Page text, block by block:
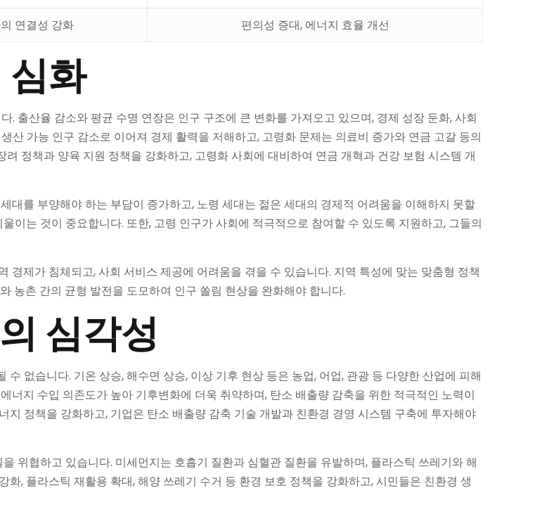
연결성 강화 편의성 증대, 에너지 효율 개선
심화
. 출산율 감소와 평균 수명 연장은 인구 구조에 큰 변화를 가져오고 있으며, 경제 성장 둔화, 사회
산 가능 인구 감소로 이어져 경제 활력을 저해하고, 고령화 문제는 의료비 증가와 연금 고갈 등의
정책과 양육 지원 정책을 강화하고, 고령화 사회에 대비하여 연금 개혁과 건강 보험 시스템 개
대를 부양해야 하는 부담이 증가하고, 노령 세대는 젊은 세대의 경제적 어려움을 이해하지 못할
이는 것이 중요합니다. 또한, 고령 인구가 사회에 적극적으로 참여할 수 있도록 지원하고, 그들의
경제가 침체되고, 사회 서비스 제공에 어려움을 겪을 수 있습니다. 지역 특성에 맞는 맞춤형 정책
농촌 간의 균형 발전을 도모하여 인구 쏠림 현상을 완화해야 합니다.
심각성
없습니다. 기온 상승, 해수면 상승, 이상 기후 현상 등은 농업, 어업, 관광 등 다양한 산업에 피해
너지 수입 의존도가 높아 기후변화에 더욱 취약하며, 탄소 배출량 감축을 위한 적극적인 노력이
정책을 강화하고, 기업은 탄소 배출량 감축 기술 개발과 친환경 경영 시스템 구축에 투자해야
위협하고 있습니다. 미세먼지는 호흡기 질환과 심혈관 질환을 유발하며, 플라스틱 쓰레기와 해
, 플라스틱 재활용 확대, 해양 쓰레기 수거 등 환경 보호 정책을 강화하고, 시민들은 친환경 생